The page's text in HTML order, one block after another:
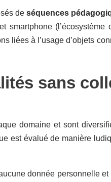
de séquences
liées à l’usage d’objets
sans
domaine et sont
est évalué de manière
donnée personnelle